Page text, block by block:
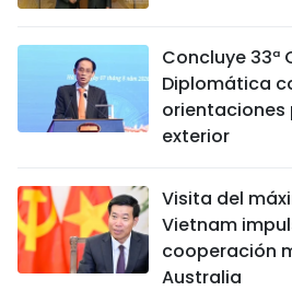
Concluye 33ª
Diplomática
exterior
Visita del
Vietnam
cooperación
Australia